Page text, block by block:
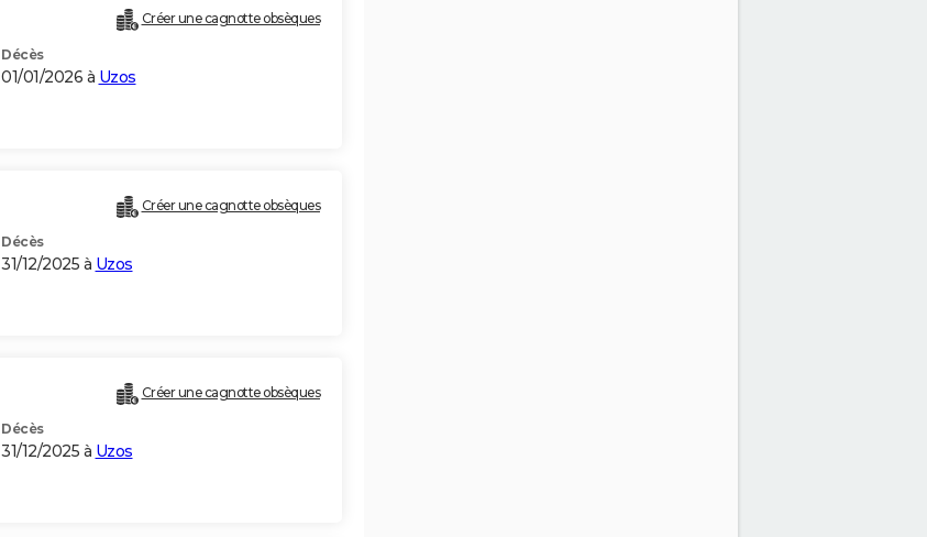
Créer une cagnotte obsèques
Décès
01/01/2026 à Uzos
Créer une cagnotte obsèques
Décès
31/12/2025 à Uzos
Créer une cagnotte obsèques
Décès
31/12/2025 à Uzos